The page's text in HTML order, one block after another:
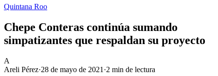
Quintana Roo
Chepe Conteras continúa sumando
simpatizantes que respaldan su proyecto
A
Areli Pérez·28 de mayo de 2021 ·2 min de lectura